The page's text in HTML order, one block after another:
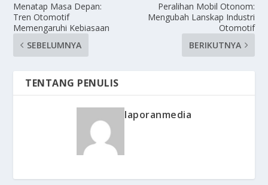
Menatap Masa Depan:
Tren Otomotif
Memengaruhi Kebiasaan
SEBELUMNYA
Peralihan Mobil Otonom:
Mengubah Lanskap Industri
Otomotif
BERIKUTNYA
TENTANG PENULIS
laporanmedia